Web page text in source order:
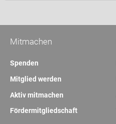
Mitmachen
Spenden
Mitglied werden
Aktiv mitmachen
Fördermitgliedschaft